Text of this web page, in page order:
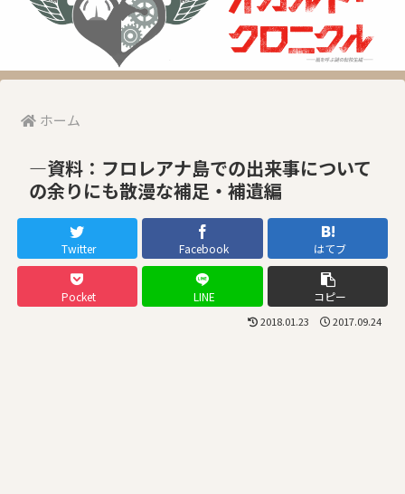
ホーム
―資料：フロレアナ島での出来事について
の余りにも散漫な補足・補遺編
Twitter Facebook はてブ
Pocket LINE コピー
2018.01.23 2017.09.24